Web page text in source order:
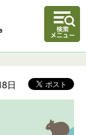
日